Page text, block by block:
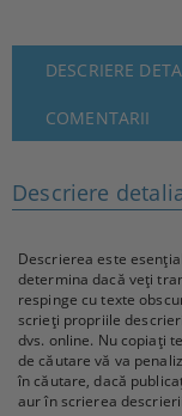
DESCRIERE
COMENTARII
Descriere
Descrierea este
determina dacă veți
respinge cu texte
scrieți propriile
dvs. online. Nu copiați
de căutare vă va
în căutare, dacă
aur în scrierea